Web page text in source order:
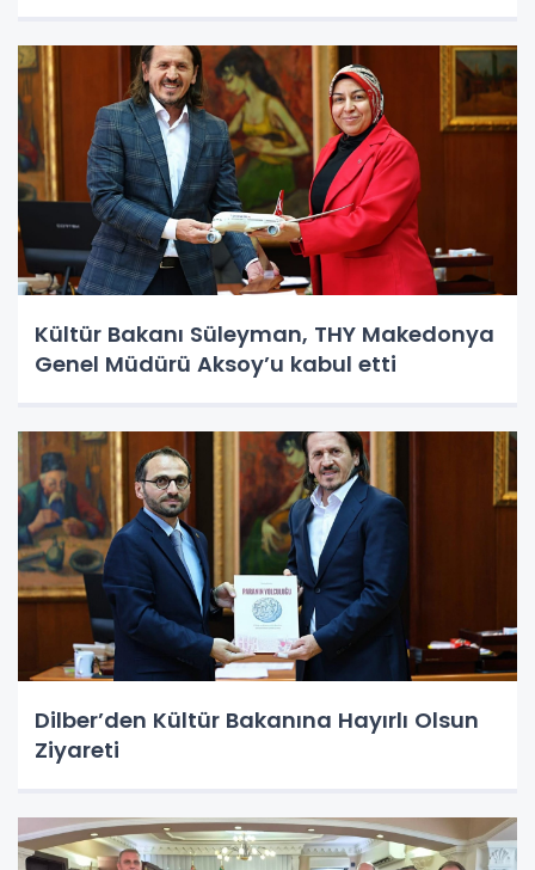
Kültür Bakanı Süleyman, THY Makedonya
Genel Müdürü Aksoy’u kabul etti
Dilber’den Kültür Bakanına Hayırlı Olsun
Ziyareti